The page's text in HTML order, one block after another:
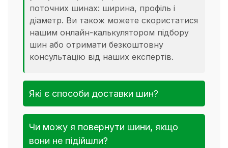
поточних шинах: ширина, профіль і
діаметр. Ви також можете скористатися
нашим онлайн-калькулятором підбору
шин або отримати безкоштовну
консультацію від наших експертів.
Які є способи доставки шин?
Чи можу я повернути шини, якщо
вони не підійшли?